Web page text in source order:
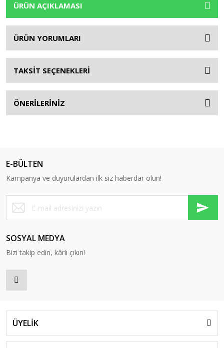
ÜRÜN AÇIKLAMASI
ÜRÜN YORUMLARI
TAKSİT SEÇENEKLERİ
ÖNERİLERİNİZ
E-BÜLTEN
Kampanya ve duyurulardan ilk siz haberdar olun!
SOSYAL MEDYA
Bizi takip edin, kârlı çıkın!
ÜYELİK